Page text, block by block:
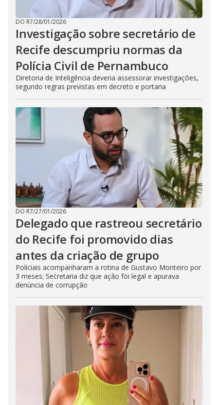
DO R7/28/01/2026
Investigação sobre secretário de
Recife descumpriu normas da
Polícia Civil de Pernambuco
Diretoria de Inteligência deveria assessorar investigações,
segundo regras previstas em decreto e portaria
DO R7/27/01/2026
Delegado que rastreou secretário
do Recife foi promovido dias
antes da criação de grupo
Policiais acompanharam a rotina de Gustavo Monteiro por
3 meses; Secretaria diz que ação foi legal e apurava
denúncia de corrupção